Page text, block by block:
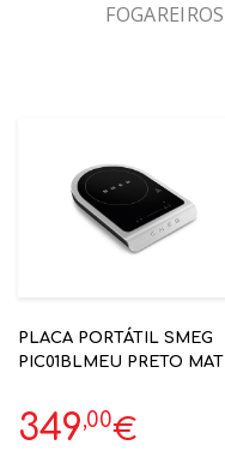
PLACA PORTÁTIL SMEG
PIC01BLMEU PRETO
349,00€